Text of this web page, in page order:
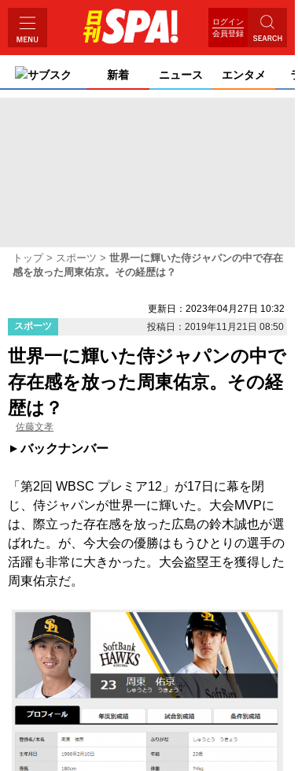
ログイン
会員登録
サブスク 新着 ニュース エンタメ
トップ スポーツ
世界一に輝いた侍ジャパンの中で存在
感を放った周東佑京。その経歴は？
更新日：2023年04月27日 10:32
スポーツ
投稿日：2019年11月21日 08:50
世界一に輝いた侍ジャパンの中で
存在感を放った周東佑京。その経
歴は？
佐藤文孝
バックナンバー
「第2回 WBSC プレミア12」が17日に幕を閉
じ、侍ジャパンが世界一に輝いた。大会MVPに
は、際立った存在感を放った広島の鈴木誠也が選
ばれた。が、今大会の優勝はもうひとりの選手の
活躍も非常に大きかった。大会盗塁王を獲得した
周東佑京だ。